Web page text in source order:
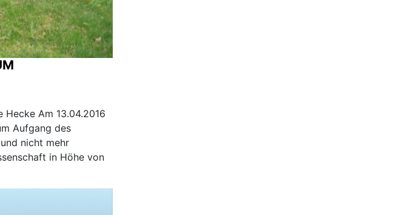
Hecke Am 13.04.2016
Aufgang des
nicht mehr
in Höhe von